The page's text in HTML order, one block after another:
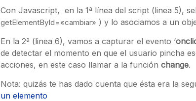
Con Javascript, en la 1ª línea del script (linea 5),
getElementById=«cambiar» ) y lo asociamos a un
En la 2ª (linea 6), vamos a capturar el evento ‘
de detectar el momento en que el usuario pincha
acciones, en este caso llamar a la función change.
Nota: quizás te has dado cuenta que ésta era la
un elemento